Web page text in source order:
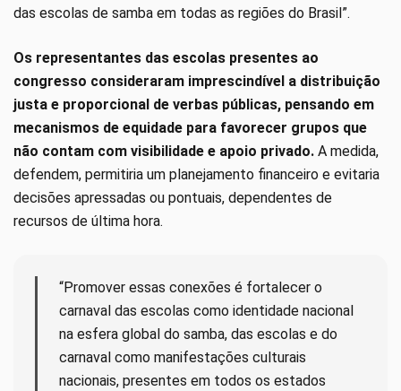
das escolas de samba em todas as regiões do Brasil”.
Os representantes das escolas presentes ao
congresso consideraram imprescindível a distribuição
justa e proporcional de verbas públicas, pensando em
mecanismos de equidade para favorecer grupos que
não contam com visibilidade e apoio privado. A medida,
defendem, permitiria um planejamento financeiro e evitaria
decisões apressadas ou pontuais, dependentes de
recursos de última hora.
“Promover essas conexões é fortalecer o
carnaval das escolas como identidade nacional
na esfera global do samba, das escolas e do
carnaval como manifestações culturais
nacionais, presentes em todos os estados